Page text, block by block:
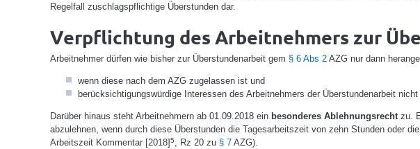
Regelfall zuschlagspflichtige Überstunden dar.
Verpflichtung des Arbeitnehmers zur
Arbeitnehmer dürfen wie bisher zur Überstundenarbeit gem § 6 Abs 2 AZG nur dann
wenn diese nach dem AZG zugelassen ist und
berücksichtigungswürdige Interessen des Arbeitnehmers der Überstundenarbeit
Darüber hinaus steht Arbeitnehmern ab 01.09.2018 ein besonderes Ablehnungsrechtzu.
abzulehnen, wenn durch diese Überstunden die Tagesarbeitszeit von zehn Stunden oder
Arbeitszeit Kommentar [2018]5, Rz 20 zu § 7 AZG).